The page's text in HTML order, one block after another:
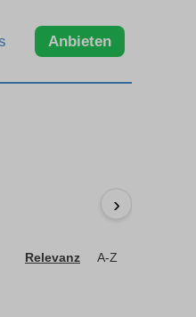
Anbieten
›
Relevanz A-Z